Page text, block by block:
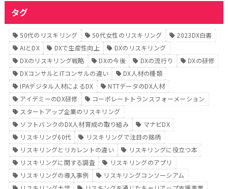
タグ
50代のリスキリング 50代女性のリスキリング
2023DX白書
AIとDX
DXで生産性向上
DXのリスキリング
DXのリスキリング戦略
DXの今後 DXの流行り
DXの研修
DXコンサルとITコンサルの違い
DX人材の種類
IPAデジタル人材によるDX
NTTデータのDX人材
アイデミーのDX研修
コーポレートトランスフォーメーション
スタートアップ企業のリスキリング
ソフトバンクのDX人材育成の取り組み
マナビDX
リスキリング60代
リスキリングで注目の銘柄
リスキリングとリカレントの違い
リスキリングに役立つ本
リスキリングに関する調査
リスキリングのアプリ
リスキリングの導入事例
リスキリングコンソーシアム